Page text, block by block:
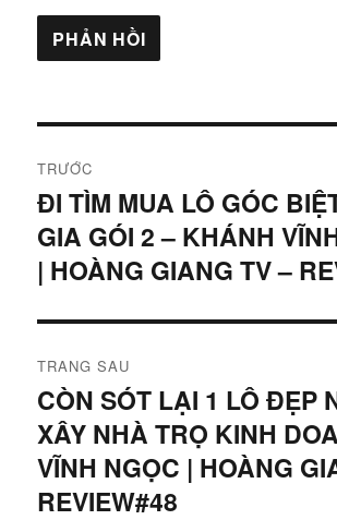
hướng
bài
viết
TRƯỚC
Bài
viết
trước:
ĐI TÌM MUA LÔ GÓC
GIA GÓI 2 – KHÁNH
| HOÀNG GIANG TV –
TRANG SAU
Bài
tiếp
theo:
CÒN SÓT LẠI 1 LÔ ĐẸP
XÂY NHÀ TRỌ KINH
VĨNH NGỌC | HOÀNG
REVIEW#48